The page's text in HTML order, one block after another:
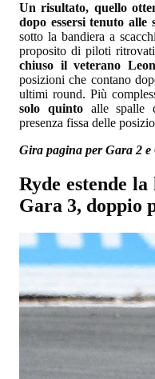
Un risultato, quello
dopo essersi tenuto
sotto la bandiera a
proposito di piloti
chiuso il veterano
posizioni che contano
ultimi round. Più
solo quintoalle spalle
presenza fissa delle
Gira pagina per Gara 2 e
Ryde estende
Gara 3, doppio